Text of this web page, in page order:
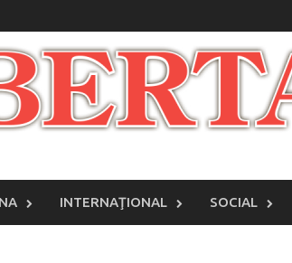
INTERNAŢIONAL SOCIAL